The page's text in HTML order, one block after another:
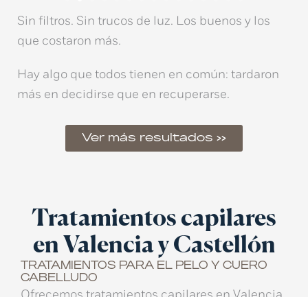
Sin filtros. Sin trucos de luz. Los buenos y los
que costaron más.
Hay algo que todos tienen en común: tardaron
más en decidirse que en recuperarse.
Ver más resultados >>
Tratamientos capilares
en Valencia y Castellón
TRATAMIENTOS PARA EL PELO Y CUERO
CABELLUDO